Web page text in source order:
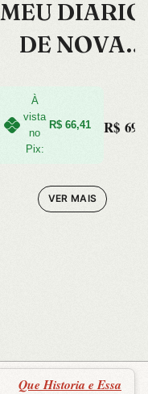
MEU DIARIO
DE NOVA
À
vista
no
Pix:
R$ 66,41 R$
VER MAIS
Que Historia e Essa